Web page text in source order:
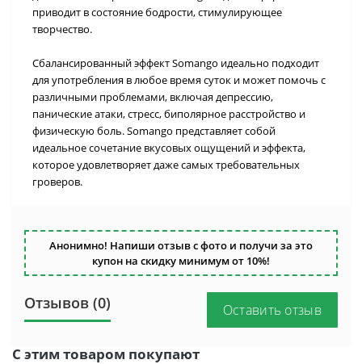
приводит в состояние бодрости, стимулирующее
творчество.
Сбалансированный эффект Somango идеально подходит
для употребления в любое время суток и может помочь с
различными проблемами, включая депрессию,
панические атаки, стресс, биполярное расстройство и
физическую боль. Somango представляет собой
идеальное сочетание вкусовых ощущений и эффекта,
которое удовлетворяет даже самых требовательных
гроверов.
Анонимно! Напиши отзыв с фото и получи за это
купон на скидку минимум от 10%!
Отзывов (0) Оставить отзыв
С этим товаром покупают